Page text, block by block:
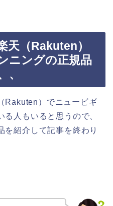
天（Rakuten）
ニングの正規品
、
Rakuten）でニュービギ
人もいると思うので、
を紹介して記事を終わり